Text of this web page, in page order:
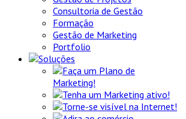
Consultoria de Gestão
Formação
Gestão de Marketing
Portfolio
Soluções
Faça um Plano de
Marketing!
Tenha um Marketing ativo!
Torne-se visível na Internet!